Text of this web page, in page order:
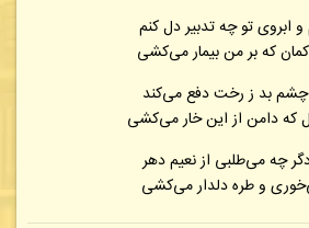
ابروی تو چه تدبیر دل کنم
که بر من بیمار می‌کشی
چشم بد ز رخت دفع می‌کند
که دامن از این خار می‌کشی
چه می‌طلبی از نعیم دهر
و طره دلدار می‌کشی